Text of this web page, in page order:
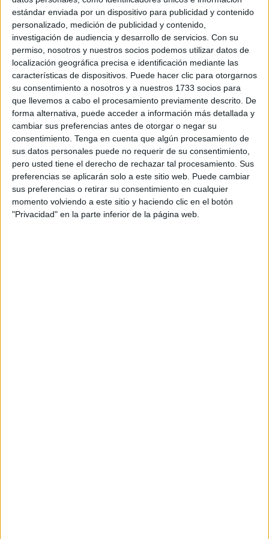
estándar enviada por un dispositivo para publicidad y contenido
personalizado, medición de publicidad y contenido,
investigación de audiencia y desarrollo de servicios. Con su
permiso, nosotros y nuestros socios podemos utilizar datos de
localización geográfica precisa e identificación mediante las
características de dispositivos. Puede hacer clic para otorgarnos
su consentimiento a nosotros y a nuestros 1733 socios para
que llevemos a cabo el procesamiento previamente descrito. De
forma alternativa, puede acceder a información más detallada y
cambiar sus preferencias antes de otorgar o negar su
consentimiento. Tenga en cuenta que algún procesamiento de
sus datos personales puede no requerir de su consentimiento,
pero usted tiene el derecho de rechazar tal procesamiento. Sus
preferencias se aplicarán solo a este sitio web. Puede cambiar
sus preferencias o retirar su consentimiento en cualquier
momento volviendo a este sitio y haciendo clic en el botón
"Privacidad" en la parte inferior de la página web.
mantener su identidad bajo anonimato, estos creen que
“ese daño estructurallo han provocado ellos mismos
debido a las obras ilegales que estaban llevando a cabo
en la vivienda”.
Difícil detectar si existía o es
provocado
En esta cuestión, es difícil detectar quien tiene razón y si el
daño estaba antes o después de su entrada, lo cierto es
que es real.
“Nosotros no teníamos constancia de que la vivienda
tuvieraun daño estructuraly los trabajadores que han